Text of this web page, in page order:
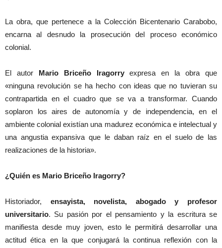
La obra, que pertenece a la Colección Bicentenario Carabobo,
encarna al desnudo la prosecución del proceso económico
colonial.
El autor Mario Briceño Iragorryexpresa en la obra que
«ninguna revolución se ha hecho con ideas que no tuvieran su
contrapartida en el cuadro que se va a transformar. Cuando
soplaron los aires de autonomía y de independencia, en el
ambiente colonial existían una madurez económica e intelectual y
una angustia expansiva que le daban raíz en el suelo de las
realizaciones de la historia».
¿Quién es Mario Briceño Iragorry?
Historiador, ensayista, novelista, abogado y profesor
universitario. Su pasión por el pensamiento y la escritura se
manifiesta desde muy joven, esto le permitirá desarrollar una
actitud ética en la que conjugará la continua reflexión con la